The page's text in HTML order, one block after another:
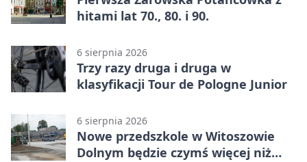
hitami lat 70., 80. i 90.
6 sierpnia 2026
Trzy razy druga i druga w
klasyfikacji Tour de Pologne Junior
6 sierpnia 2026
Nowe przedszkole w Witoszowie
Dolnym będzie czymś więcej niż